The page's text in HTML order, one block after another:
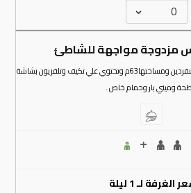
مزدوجة مواجهة للشاطئ
تحتوى على سرير كبير او سريرين منفردين ومساحتها63م وتحتوي علي تكيف وتلفزيون بشاشة
وميني بار وحمام خاص .
الغرفة لـ 1 ليلة